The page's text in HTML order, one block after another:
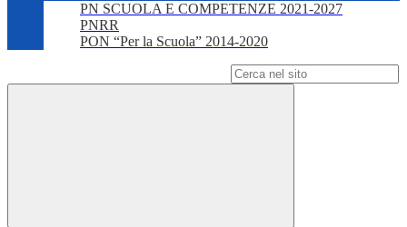
PN SCUOLA E COMPETENZE 2021-2027
PNRR
PON “Per la Scuola” 2014-2020